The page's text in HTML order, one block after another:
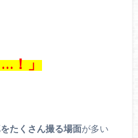
！」
たくさん撮る場面が多い